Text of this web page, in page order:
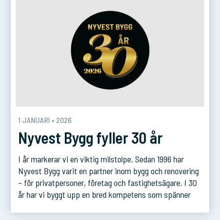
1 JANUARI • 2026
Nyvest Bygg fyller 30 år
I år markerar vi en viktig milstolpe. Sedan 1996 har
Nyvest Bygg varit en partner inom bygg och renovering
– för privatpersoner, företag och fastighetsägare. I 30
år har vi byggt upp en bred kompetens som spänner